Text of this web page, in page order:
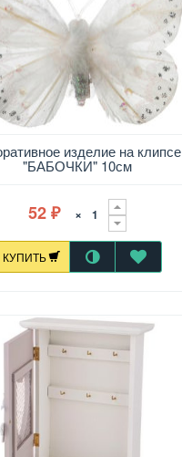
изделие на клипсе
"БАБОЧКИ" 10см
52 ₽ ×
КУПИТЬ